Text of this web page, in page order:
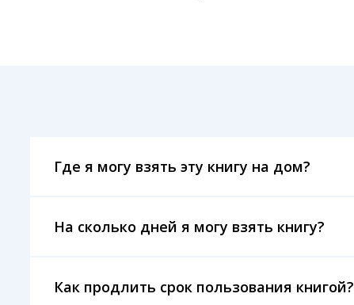
Где я могу взять эту книгу на дом?
На сколько дней я могу взять книгу?
Как продлить срок пользования книгой?